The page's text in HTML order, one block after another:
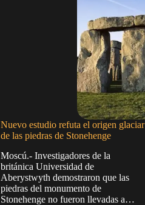
Nuevo estudio refuta el origen glaciar
de las piedras de Stonehenge
Moscú.- Investigadores de la
británica Universidad de
Aberystwyth demostraron que las
piedras del monumento de
Stonehenge no fueron llevadas a…